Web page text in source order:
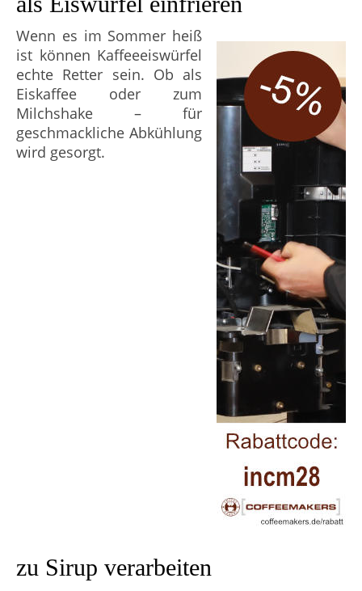
Wenn es im Sommer heiß
ist können Kaffeeeiswürfel
echte Retter sein. Ob als
Eiskaffee oder zum
Milchshake – für
geschmackliche Abkühlung
wird gesorgt.
zu Sirup verarbeiten